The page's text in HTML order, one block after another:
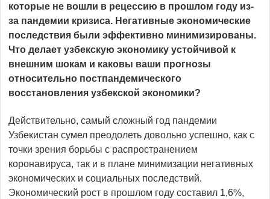
которые не вошли в рецессию в прошлом году из-
за пандемии кризиса. Негативные экономические
последствия были эффективно минимизированы.
Что делает узбекскую экономику устойчивой к
внешним шокам и каковы ваши прогнозы
относительно постпандемического
восстановления узбекской экономики?
Действительно, самый сложный год пандемии
Узбекистан сумел преодолеть довольно успешно, как с
точки зрения борьбы с распространением
коронавируса, так и в плане минимизации негативных
экономических и социальных последствий.
Экономический рост в прошлом году составил 1,6%,